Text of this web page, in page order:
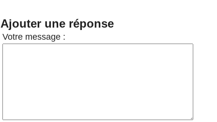
Ajouter une réponse
Votre message :